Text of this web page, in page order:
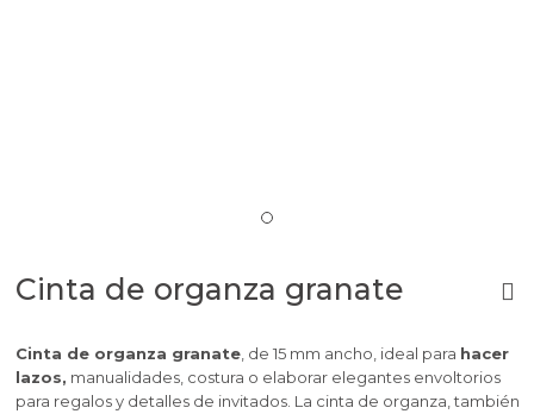
Cinta de organza granate
Cinta de organza granate, de 15 mm ancho, ideal para hacer
lazos, manualidades, costura o elaborar elegantes envoltorios
para regalos y detalles de invitados. La cinta de organza, también